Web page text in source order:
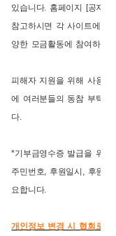
있습니다. 홈페이지 [공지사
참고하시면 각 사이트에서
양한 모금활동에 참여하실
피해자 지원을 위해 사용되
에 여러분들의 동참 부탁드
다.
*기부금영수증 발급을 위해
주민번호, 후원일시, 후원
요합니다.
개인정보 변경 시 협회로